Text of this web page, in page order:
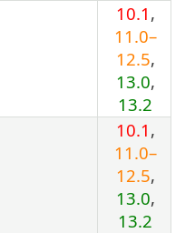
10.1 ,
11.0–
12.5,
13.0,
13.2
10.1 ,
11.0–
12.5,
13.0,
13.2